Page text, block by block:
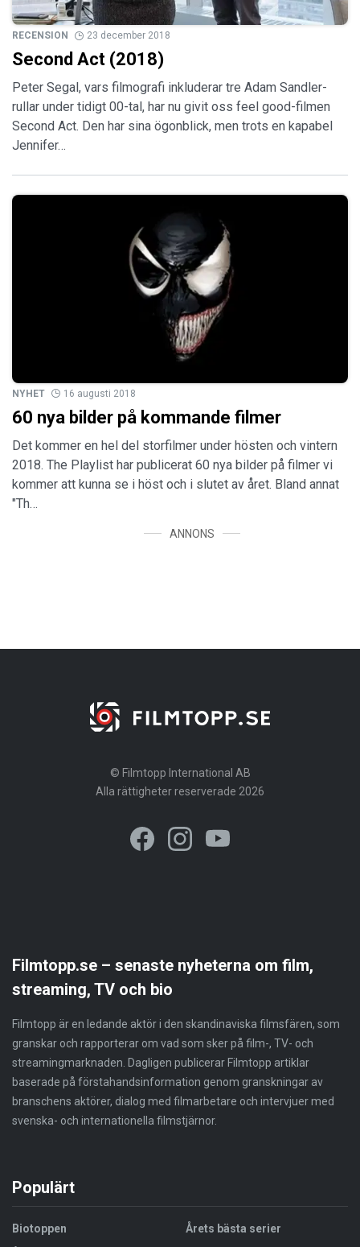
RECENSION 23 december 2018
Second Act (2018)
Peter Segal, vars filmografi inkluderar tre Adam Sandler-
rullar under tidigt 00-tal, har nu givit oss feel good-filmen
Second Act. Den har sina ögonblick, men trots en kapabel
Jennifer…
NYHET 16 augusti 2018
60 nya bilder på kommande filmer
Det kommer en hel del storfilmer under hösten och vintern
2018. The Playlist har publicerat 60 nya bilder på filmer vi
kommer att kunna se i höst och i slutet av året. Bland annat
"Th…
ANNONS
© Filmtopp International AB
Alla rättigheter reserverade 2026
Filmtopp.se – senaste nyheterna om film,
streaming, TV och bio
Filmtopp är en ledande aktör i den skandinaviska filmsfären, som
granskar och rapporterar om vad som sker på film-, TV- och
streamingmarknaden. Dagligen publicerar Filmtopp artiklar
baserade på förstahandsinformation genom granskningar av
branschens aktörer, dialog med filmarbetare och intervjuer med
svenska- och internationella filmstjärnor.
Populärt
Biotoppen
Årets bästa serier